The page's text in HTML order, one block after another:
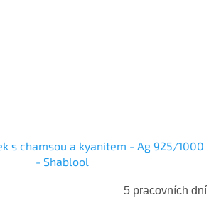
s chamsou a kyanitem - Ag 925/1000
- Shablool
5 pracovních dní